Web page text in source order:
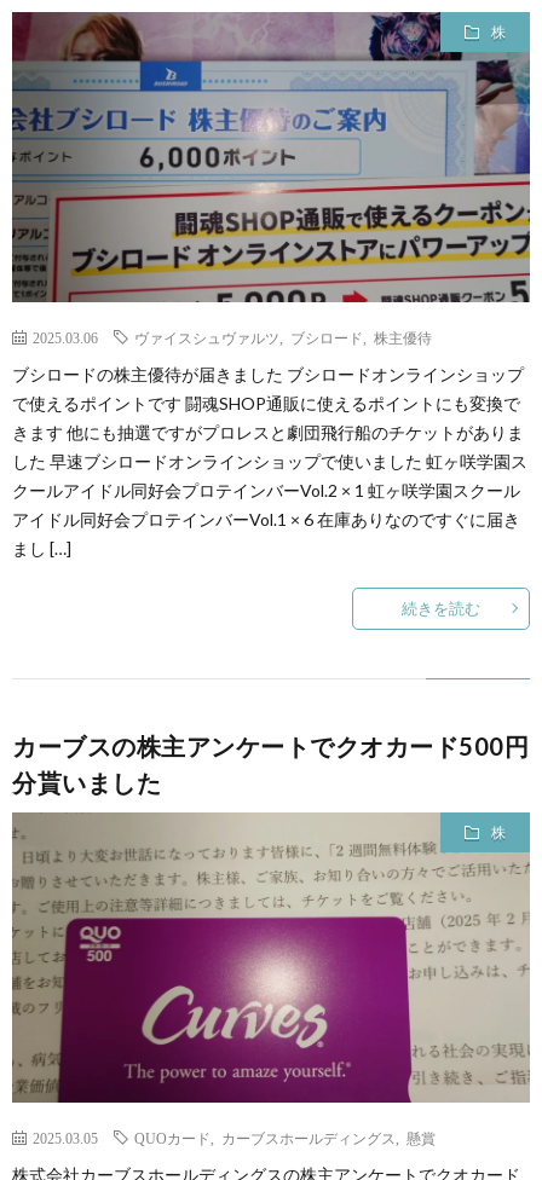
株
2025.03.06 ヴァイスシュヴァルツ ブシロード 株主優待
ブシロードの株主優待が届きました ブシロードオンラインショップ
で使えるポイントです 闘魂SHOP通販に使えるポイントにも変換で
きます 他にも抽選ですがプロレスと劇団飛行船のチケットがありま
した 早速ブシロードオンラインショップで使いました 虹ヶ咲学園ス
クールアイドル同好会プロテインバーVol.2 × 1 虹ヶ咲学園スクール
アイドル同好会プロテインバーVol.1 × 6 在庫ありなのですぐに届き
まし […]
続きを読む
カーブスの株主アンケートでクオカード500円
分貰いました
株
2025.03.05 QUOカード カーブスホールディングス 懸賞
株式会社カーブスホールディングスの株主アンケートでクオカード